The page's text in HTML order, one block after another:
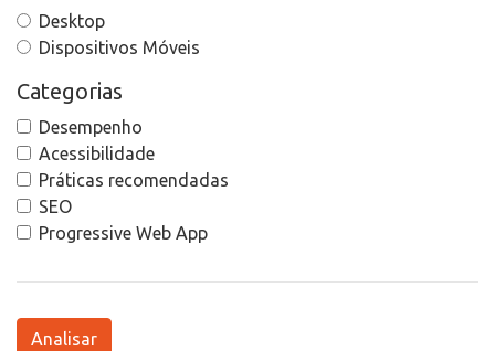
Desktop
Dispositivos Móveis
Categorias
Desempenho
Acessibilidade
Práticas recomendadas
SEO
Progressive Web App
Analisar